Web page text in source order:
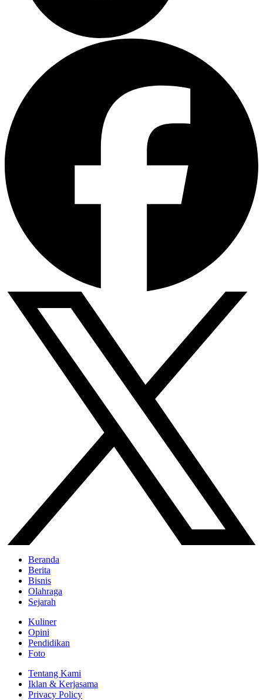
Beranda
Berita
Bisnis
Olahraga
Sejarah
Kuliner
Opini
Pendidikan
Foto
Tentang Kami
Iklan & Kerjasama
Privacy Policy